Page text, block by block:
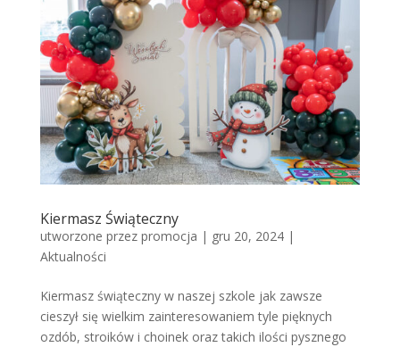
Kiermasz Świąteczny
utworzone przez promocja | gru 20, 2024|
Aktualności
Kiermasz świąteczny w naszej szkole jak zawsze
cieszył się wielkim zainteresowaniem tyle pięknych
ozdób, stroików i choinek oraz takich ilości pysznego